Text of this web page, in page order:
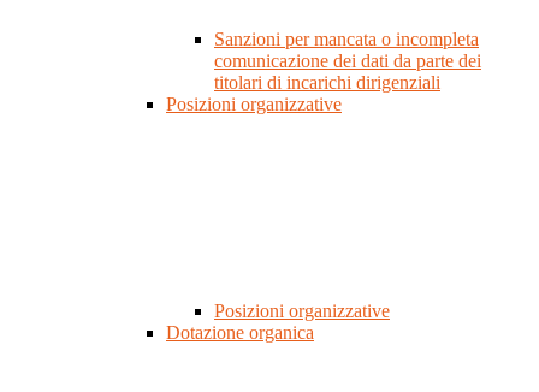
Sanzioni per mancata o incompleta
comunicazione dei dati da parte dei
titolari di incarichi dirigenziali
Posizioni organizzative
Posizioni organizzative
Dotazione organica